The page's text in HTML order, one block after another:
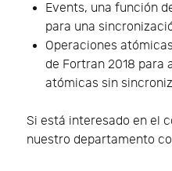
Events, una función
para una
Operaciones
de Fortran 2018 para
atómicas sin
Si está interesado en el
nuestro departamento